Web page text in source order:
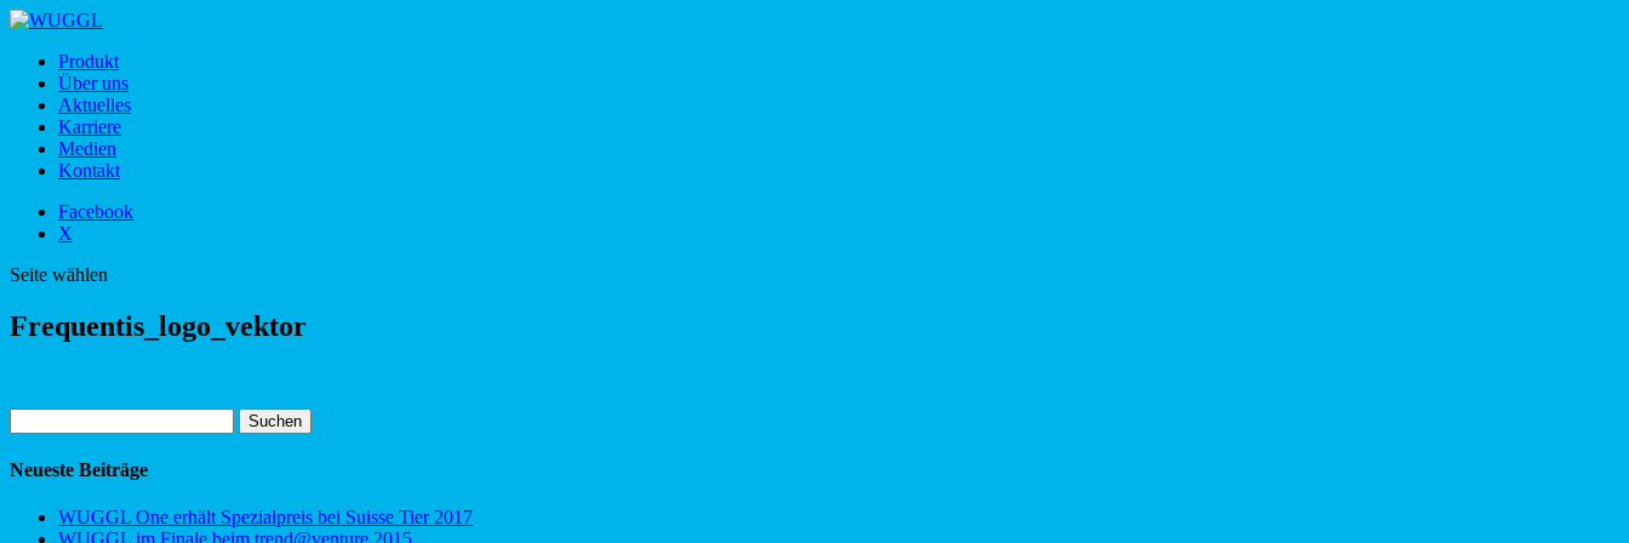
Produkt
Über uns
Aktuelles
Karriere
Medien
Kontakt
Facebook
X
Seite wählen
Frequentis_logo_vektor
nach:
Neueste Beiträge
WUGGL One erhält Spezialpreis bei Suisse Tier 2017